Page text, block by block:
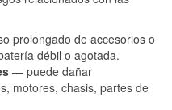
prolongado de accesorios o
débil o agotada.
— puede dañar
motores, chasis, partes de